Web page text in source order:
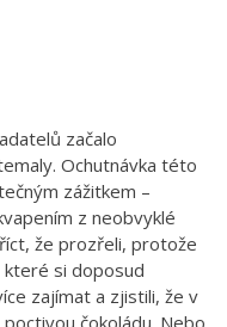
začalo
Ochutnávka této
zážitkem –
z neobvyklé
že prozřeli, protože
které si doposud
zajímat a zjistili, že v